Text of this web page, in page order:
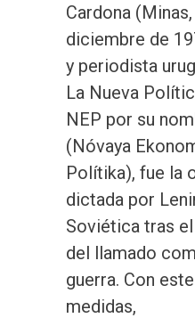
Cardona
diciembre de
y periodista
La Nueva
NEP por su
(Nóvaya
Polítika), fue la
dictada por
Soviética tras
del llamado
guerra. Con
medidas,